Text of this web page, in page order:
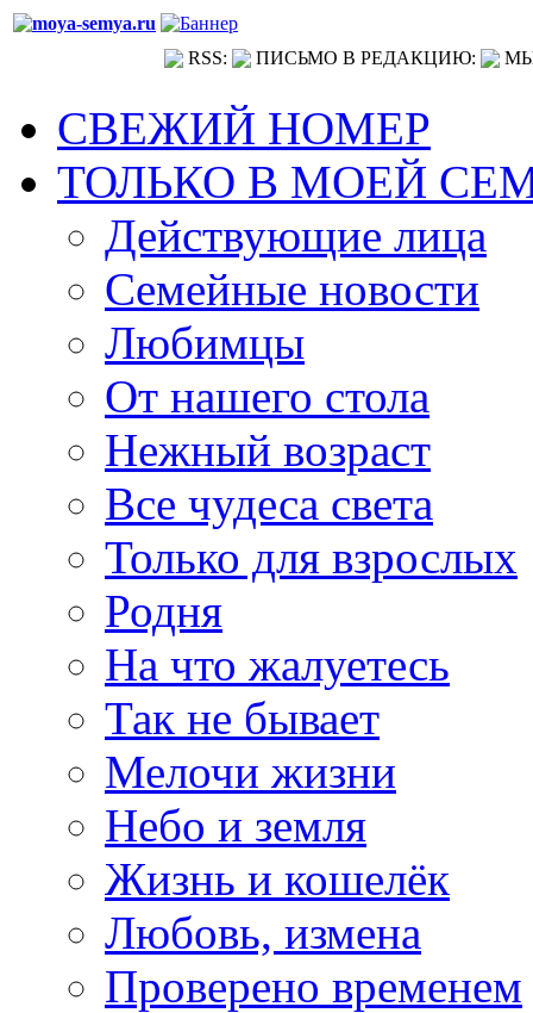
RSS: ПИСЬМО В РЕДАКЦИЮ:
СВЕЖИЙ НОМЕР
ТОЛЬКО В МОЕЙ
Действующие лица
Семейные новости
Любимцы
От нашего стола
Нежный возраст
Все чудеса света
Только для взрослых
Родня
На что жалуетесь
Так не бывает
Мелочи жизни
Небо и земля
Жизнь и кошелёк
Любовь, измена
Проверено временем